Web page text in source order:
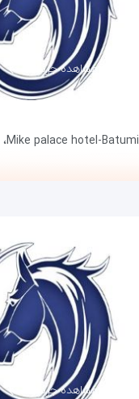
مشاهده جزئیات
Mike palace hotel-Batumi،
مشاهده جزئیات